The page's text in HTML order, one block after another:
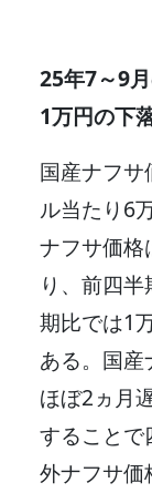
25年7～9
1万円の下
国産ナフサ
ル当たり6
ナフサ価格
り、前四
期比では1
ある。国
ほぼ2ヵ月
することで
外ナフサ価